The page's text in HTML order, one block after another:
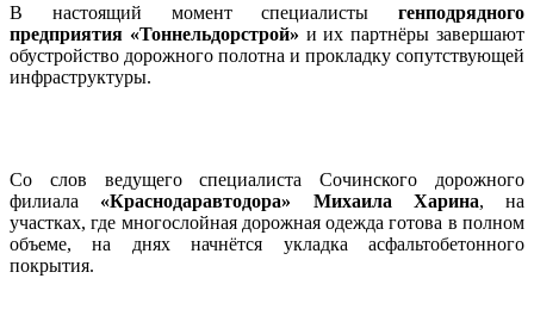
В настоящий момент специалисты генподрядного
предприятия «Тоннельдорстрой» и их партнёры завершают
обустройство дорожного полотна и прокладку сопутствующей
инфраструктуры.
Со слов ведущего специалиста Сочинского дорожного
филиала «Краснодаравтодора» Михаила Харина, на
участках, где многослойная дорожная одежда готова в полном
объеме, на днях начнётся укладка асфальтобетонного
покрытия.